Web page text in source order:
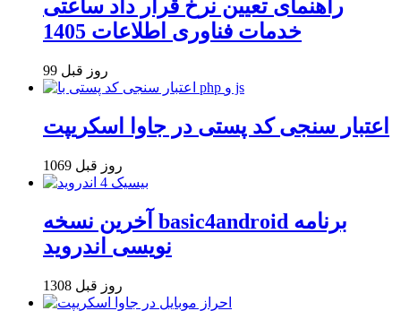
راهنمای تعیین نرخ قرار داد ساعتی
خدمات فناوری اطلاعات 1405
99 روز قبل
اعتبار سنجی کد پستی در جاوا اسکریپت
1069 روز قبل
آخرین نسخه basic4android برنامه
نویسی اندروید
1308 روز قبل